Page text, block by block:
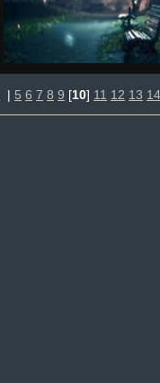
| 5 6 7 8 9 [10] 11 12 13 14